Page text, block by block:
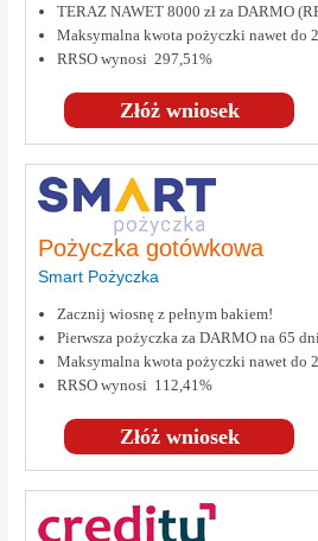
Złóż wniosek
TERAZ NAWET 8000 zł za DARMO
Maksymalna kwota pożyczki nawet do
RRSO wynosi 297,51%
Pożyczka gotówkowa
Smart Pożyczka
Złóż wniosek
Zacznij wiosnę z pełnym bakiem!
Pierwsza pożyczka za DARMO na 65
Maksymalna kwota pożyczki nawet do
RRSO wynosi 112,41%